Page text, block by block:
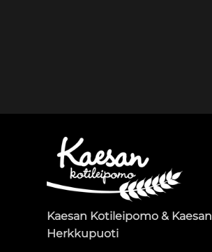
Kaesan Kotileipomo & Kaesan
Herkkupuoti